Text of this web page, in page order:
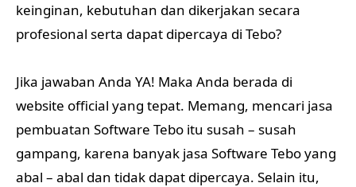
keinginan, kebutuhan dan dikerjakan secara
profesional serta dapat dipercaya di Tebo?
Jika jawaban Anda YA! Maka Anda berada di
website official yang tepat. Memang, mencari jasa
pembuatan Software Tebo itu susah – susah
gampang, karena banyak jasa Software Tebo yang
abal – abal dan tidak dapat dipercaya. Selain itu,